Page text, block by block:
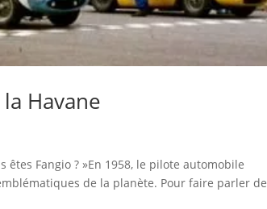
Havane
êtes Fangio ? »En 1958, le pilote automobile
de la planète. Pour faire parler